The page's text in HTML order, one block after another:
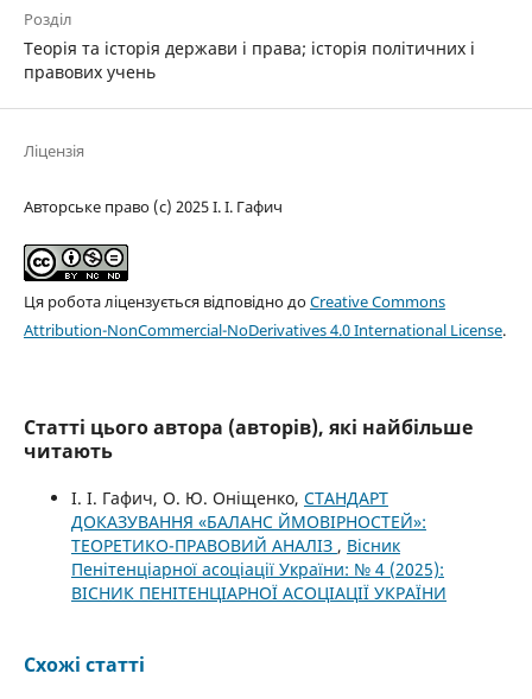
Розділ
Теорія та історія держави і права; історія політичних і
правових учень
Ліцензія
Авторське право (c) 2025 І. І. Гафич
Ця робота ліцензується відповідно доCreative Commons
Attribution-NonCommercial-NoDerivatives 4.0 International License.
Статті цього автора (авторів), які найбільше
читають
І. І. Гафич, О. Ю. Оніщенко, СТАНДАРТ
ДОКАЗУВАННЯ «БАЛАНС ЙМОВІРНОСТЕЙ»:
ТЕОРЕТИКО-ПРАВОВИЙ АНАЛІЗ , Вісник
Пенітенціарної асоціації України: № 4 (2025):
ВІСНИК ПЕНІТЕНЦІАРНОЇ АСОЦІАЦІЇ УКРАЇНИ
Схожі статті